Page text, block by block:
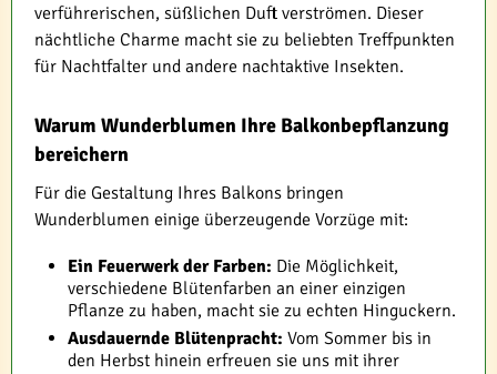
verführerischen, süßlichen Duft verströmen. Dieser
nächtliche Charme macht sie zu beliebten Treffpunkten
für Nachtfalter und andere nachtaktive Insekten.
Warum Wunderblumen Ihre Balkonbepflanzung
bereichern
Für die Gestaltung Ihres Balkons bringen
Wunderblumen einige überzeugende Vorzüge mit:
Ein Feuerwerk der Farben: Die Möglichkeit,
verschiedene Blütenfarben an einer einzigen
Pflanze zu haben, macht sie zu echten Hinguckern.
Ausdauernde Blütenpracht: Vom Sommer bis in
den Herbst hinein erfreuen sie uns mit ihrer